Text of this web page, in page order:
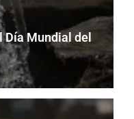
Día Mundial del